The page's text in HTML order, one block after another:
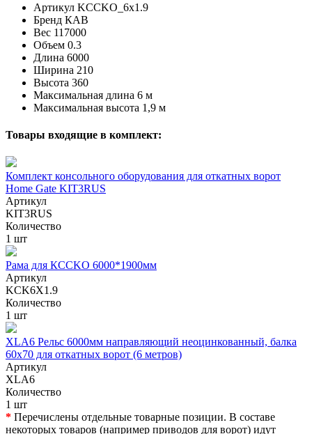
Артикул KCCKO_6x1.9
Бренд КАВ
Вес 117000
Объем 0.3
Длина 6000
Ширина 210
Высота 360
Максимальная длина 6 м
Максимальная высота 1,9 м
Товары входящие в комплект:
Комплект консольного оборудования для откатных ворот
Home Gate KIT3RUS
Артикул
KIT3RUS
Количество
1 шт
Рама для КССKO 6000*1900мм
Артикул
KCK6X1.9
Количество
1 шт
XLA6 Рельс 6000мм направляющий неоцинкованный, балка
60х70 для откатных ворот (6 метров)
Артикул
XLA6
Количество
1 шт
* Перечислены отдельные товарные позиции. В составе
некоторых товаров (например приводов для ворот) идут